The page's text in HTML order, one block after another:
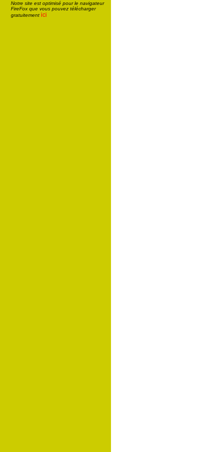
Notre site est optimisé pour le navigateur
FireFox que vous pouvez télécharger
gratuitement ici